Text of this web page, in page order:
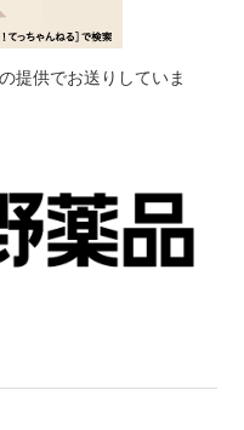
の提供でお送りしていま